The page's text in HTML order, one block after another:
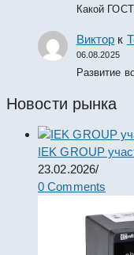
Какой
Виктор к
06.08.2025
Развитие
Новости рынка
IEK GROUP
23.02.2026/
0 Comments